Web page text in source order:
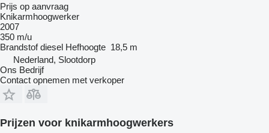
Prijs op aanvraag
Knikarmhoogwerker
2007
350 m/u
Brandstof diesel Hefhoogte 18,5 m
Nederland, Slootdorp
Ons Bedrijf
Contact opnemen met verkoper
Prijzen voor knikarmhoogwerkers